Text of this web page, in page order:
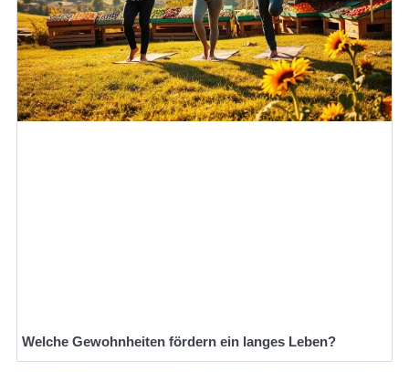
Welche Gewohnheiten fördern ein langes Leben?